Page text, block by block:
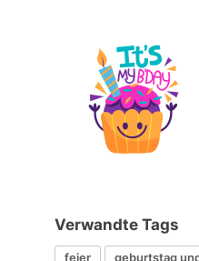
Verwandte Tags
feier geburtstag